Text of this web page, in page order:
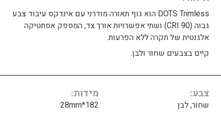
DOTS Trimless הוא גוף תאורה מודרני עם אינדקס עיבוד צבע
גבוה (CRI 90) ושתי אפשרויות אורך צד, המספק אסתטיקה
אלגנטית של תקרה ללא הפרעות.
קיים בצבעים שחור ולבן.
צבע
שחור, לבן
מידות
182*28mm